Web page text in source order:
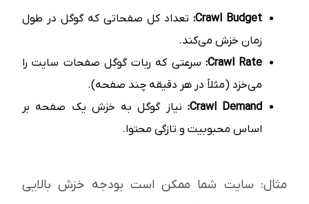
Crawl Budget: تعداد کل صفحاتی که گوگل در طول
زمان خزش می‌کند.
Crawl Rate: سرعتی که ربات گوگل صفحات سایت را
می‌خزد (مثلاً در هر دقیقه چند صفحه).
Crawl Demand: نیاز گوگل به خزش یک صفحه بر
اساس محبوبیت و تازگی محتوا.
مثال: سایت شما ممکن است بودجه خزش بالایی